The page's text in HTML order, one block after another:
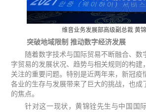
维音业务发展部高级副总裁 黄锦
突破地域限制 推动数字经济发展
随着数字技术与国际贸易不断融合、数
字贸易的发展状况、趋势与相关规则的构建
关注的重要问题。特别是近两年来，新冠疫
各业的生存与发展带来了巨大的挑战，也成
的焦点。
针对这一现状，黄锦铨先生与中国国